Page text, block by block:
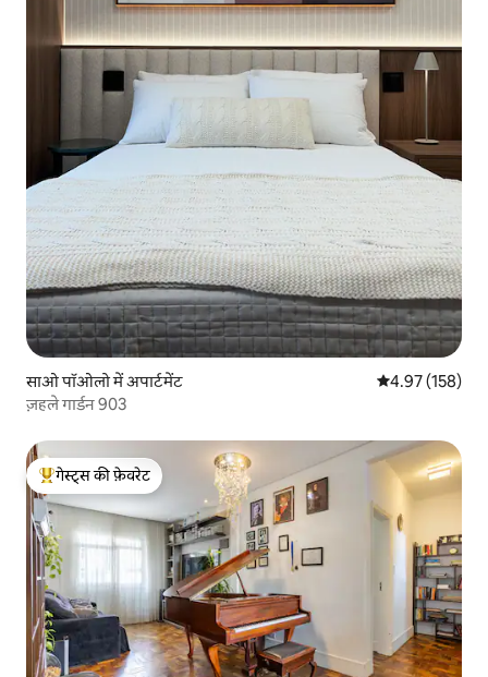
साओ पॉओलो में अपार्टमेंट औसत रेटिंग 5 में से
4.97 (158)
ज़हले गार्डन 903
गेस्ट्स का टॉप फ़ेवरेट
गेस्ट्स की फ़ेवरेट